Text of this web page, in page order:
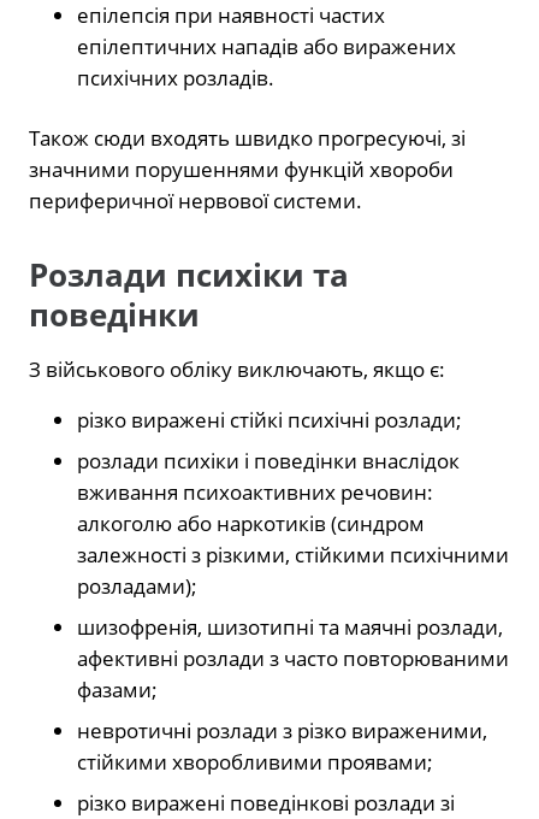
епілепсія при наявності частих
епілептичних нападів або виражених
психічних розладів.
Також сюди входять швидко прогресуючі, зі
значними порушеннями функцій хвороби
периферичної нервової системи.
Розлади психіки та
поведінки
З військового обліку виключають, якщо є:
різко виражені стійкі психічні розлади;
розлади психіки і поведінки внаслідок
вживання психоактивних речовин:
алкоголю або наркотиків (синдром
залежності з різкими, стійкими психічними
розладами);
шизофренія, шизотипні та маячні розлади,
афективні розлади з часто повторюваними
фазами;
невротичні розлади з різко вираженими,
стійкими хворобливими проявами;
різко виражені поведінкові розлади зі